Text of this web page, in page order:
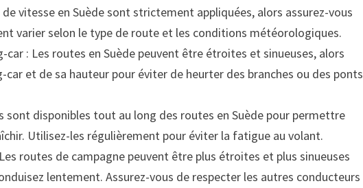
vitesse en Suède sont strictement appliquées, alors assurez-vous
varier selon le type de route et les conditions météorologiques.
: Les routes en Suède peuvent être étroites et sinueuses, alors
et de sa hauteur pour éviter de heurter des branches ou des ponts
sont disponibles tout au long des routes en Suède pour permettre
Utilisez-les régulièrement pour éviter la fatigue au volant.
routes de campagne peuvent être plus étroites et plus sinueuses
lentement. Assurez-vous de respecter les autres conducteurs